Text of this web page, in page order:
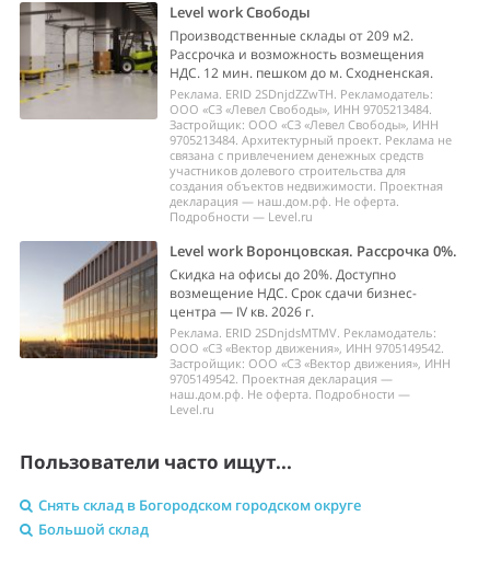
Level work Воронцовская. Рассрочка 0%.
Скидка на офисы до 20%. Доступно
возмещение НДС. Срок сдачи бизнес-
центра — IV кв. 2026 г.
Реклама. ERID 2SDnjdsMTMV. Рекламодатель:
ООО «СЗ «Вектор движения», ИНН 9705149542.
Застройщик: ООО «СЗ «Вектор движения», ИНН
9705149542. Проектная декларация —
наш.дом.рф. Не оферта. Подробности —
Level.ru
Снять склад в Богородском городском округе
Большой склад
Похожие предложения по аренде складов
Популярные производственные и складские